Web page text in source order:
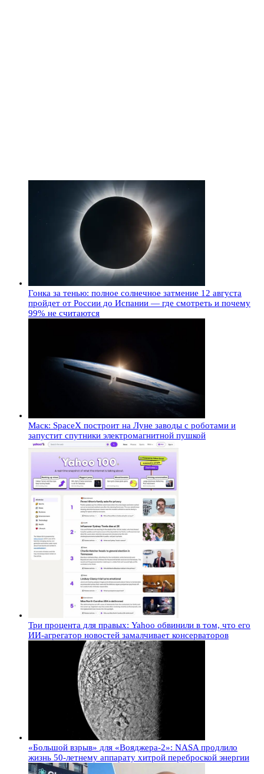
Гонка за тенью: полное солнечное затмение 12 августа
пройдет от России до Испании — где смотреть и почему
99% не считаются
Маск: SpaceX построит на Луне заводы с роботами и
запустит спутники электромагнитной пушкой
Три процента для правых: Yahoo обвинили в том, что его
ИИ-агрегатор новостей замалчивает консерваторов
«Большой взрыв» для «Вояджера-2»: NASA продлило
жизнь 50-летнему аппарату хитрой переброской энергии